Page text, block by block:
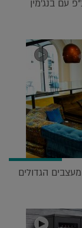
עם בנג'מין
הגדולים